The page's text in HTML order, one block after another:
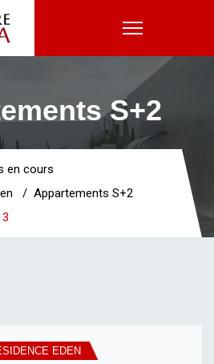
S+2
en cours
Appartements S+2
EDEN